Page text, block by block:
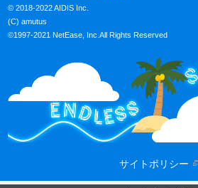
© 2018-2022 AIDIS Inc.
(C) amutus
©1997-2021 NetEase, Inc.All Rights Reserved
サイトポリシー